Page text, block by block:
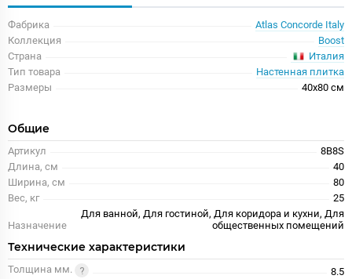
Фабрика
Atlas Concorde Italy
Коллекция
Boost
Страна
Италия
Тип товара
Настенная плитка
Размеры
40x80 см
Общие
Артикул
8B8S
Длина, см
40
Ширина, см
80
Вес, кг
25
Назначение
Для ванной, Для гостиной, Для коридора и кухни, Для
общественных помещений
Технические характеристики
Толщина мм.
8.5